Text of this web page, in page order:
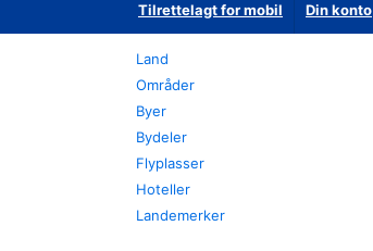
Tilrettelagt for mobil Din konto
Land
Områder
Byer
Bydeler
Flyplasser
Hoteller
Landemerker